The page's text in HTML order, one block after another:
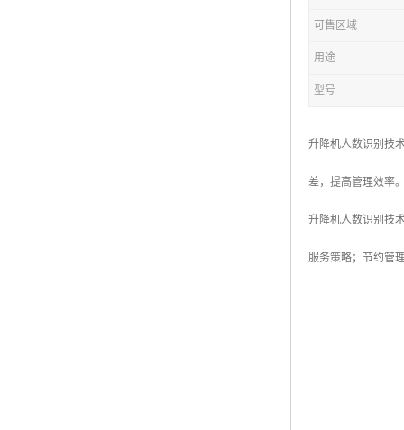
可售区域
用途
型号
升降机人数识别技
差，提高管理效率。
升降机人数识别技
服务策略；节约管